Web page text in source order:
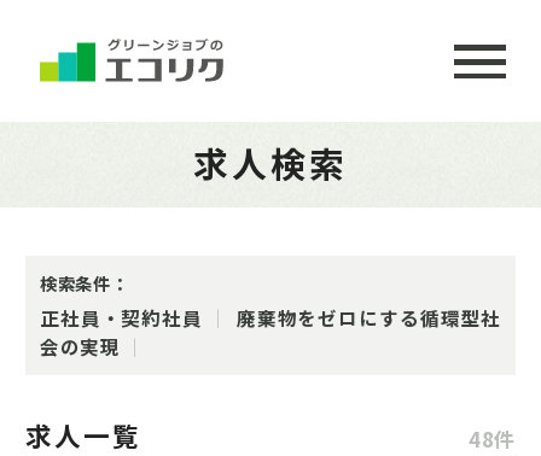
求人検索
検索条件：
正社員・契約社員
廃棄物をゼロにする循環型社
会の実現
求人一覧 48件